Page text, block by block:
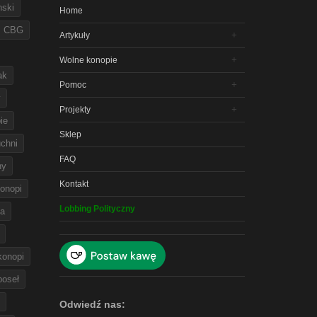
CBG
Home
Artykuły
Wolne konopie
Pomoc
Projekty
Sklep
FAQ
Kontakt
Lobbing Polityczny
Odwiedź nas: